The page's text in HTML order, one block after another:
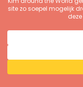
dat had ik
geholpen om
bij me past
,